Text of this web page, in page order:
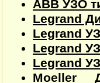
ABB УЗО
Legrand
Legrand
Legrand
Legrand
Moeller